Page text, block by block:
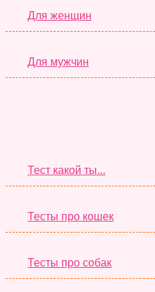
Для женщин
Для мужчин
Тест какой ты...
Тесты про кошек
Тесты про собак